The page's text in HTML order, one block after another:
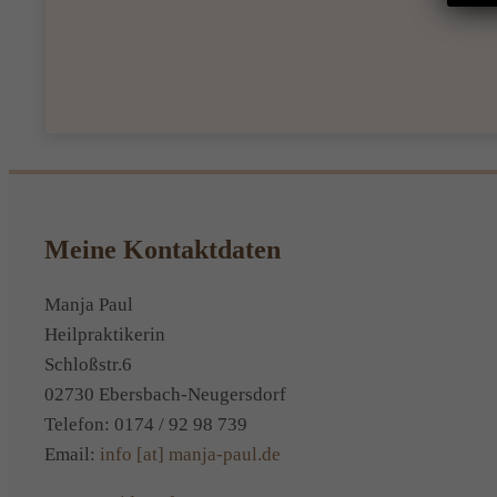
Meine Kontaktdaten
Manja Paul
Heilpraktikerin
Schloßstr.6
02730 Ebersbach-Neugersdorf
Telefon: 0174 / 92 98 739
Email: info [at] manja-paul.de